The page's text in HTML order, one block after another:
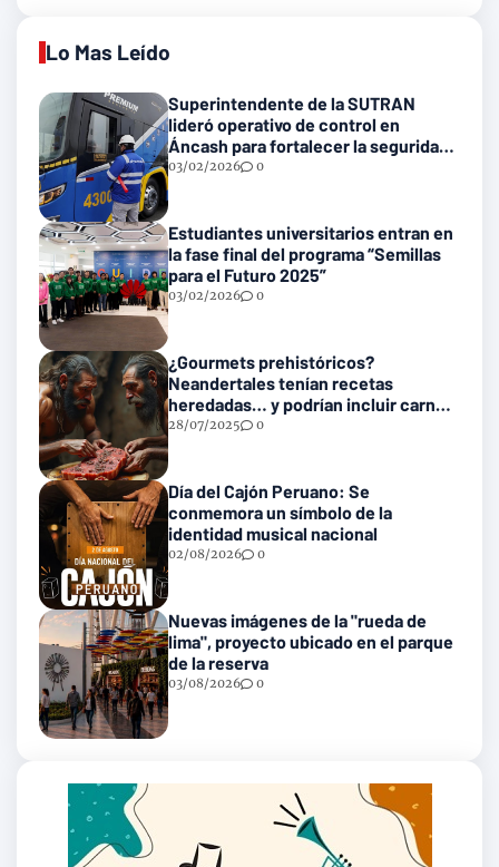
Lo Mas Leído
Superintendente de la SUTRAN
lideró operativo de control en
Áncash para fortalecer la seguridad
en las vías nacionales
03/02/2026 0
Estudiantes universitarios entran en
la fase final del programa “Semillas
para el Futuro 2025”
03/02/2026 0
¿Gourmets prehistóricos?
Neandertales tenían recetas
heredadas… y podrían incluir carne
con gusanos
28/07/2025 0
Día del Cajón Peruano: Se
conmemora un símbolo de la
identidad musical nacional
02/08/2026 0
Nuevas imágenes de la "rueda de
lima", proyecto ubicado en el parque
de la reserva
03/08/2026 0